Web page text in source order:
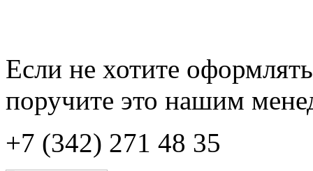
Если не хотите
поручите это нашим
+7 (342) 271 48 35